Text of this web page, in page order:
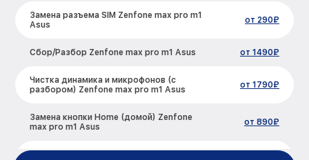
Замена разъема SIM Zenfone max pro m1
Asus
от 290₽
Сбор/Разбор Zenfone max pro m1 Asus от 1490₽
Чистка динамика и микрофонов (с
разбором) Zenfone max pro m1 Asus
от 1790₽
Замена кнопки Home (домой) Zenfone
max pro m1 Asus
от 890₽